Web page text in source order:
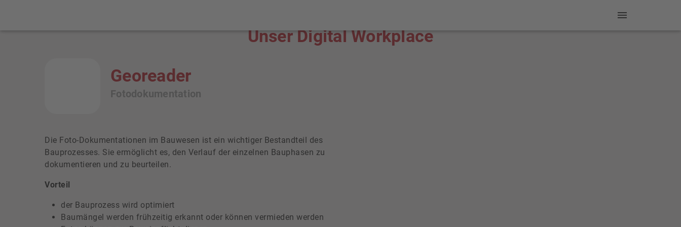
Unser Digital Workplace
Georeader
Fotodokumentation
Die Foto-Dokumentationen im Bauwesen ist ein wichtiger Bestandteil des
Bauprozesses. Sie ermöglicht es, den Verlauf der einzelnen Bauphasen zu
dokumentieren und zu beurteilen.
Vorteil
der Bauprozess wird optimiert
Baumängel werden frühzeitig erkannt oder können vermieden werden